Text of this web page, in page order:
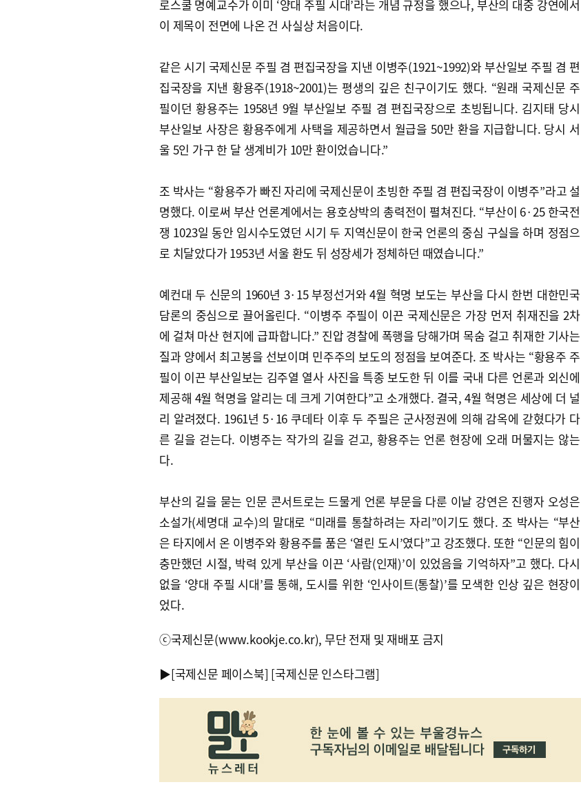
로스쿨 명예교수가 이미 ‘양대 주필 시대’라는 개념 규정을 했으나, 부산의 대중 강연에서
이 제목이 전면에 나온 건 사실상 처음이다.
같은 시기 국제신문 주필 겸 편집국장을 지낸 이병주(1921~1992)와 부산일보 주필 겸 편
집국장을 지낸 황용주(1918~2001)는 평생의 깊은 친구이기도 했다. “원래 국제신문 주
필이던 황용주는 1958년 9월 부산일보 주필 겸 편집국장으로 초빙됩니다. 김지태 당시
부산일보 사장은 황용주에게 사택을 제공하면서 월급을 50만 환을 지급합니다. 당시 서
울 5인 가구 한 달 생계비가 10만 환이었습니다.”
조 박사는 “황용주가 빠진 자리에 국제신문이 초빙한 주필 겸 편집국장이 이병주”라고 설
명했다. 이로써 부산 언론계에서는 용호상박의 총력전이 펼쳐진다. “부산이 6·25 한국전
쟁 1023일 동안 임시수도였던 시기 두 지역신문이 한국 언론의 중심 구실을 하며 정점으
로 치달았다가 1953년 서울 환도 뒤 성장세가 정체하던 때였습니다.”
예컨대 두 신문의 1960년 3·15 부정선거와 4월 혁명 보도는 부산을 다시 한번 대한민국
담론의 중심으로 끌어올린다. “이병주 주필이 이끈 국제신문은 가장 먼저 취재진을 2차
에 걸쳐 마산 현지에 급파합니다.” 진압 경찰에 폭행을 당해가며 목숨 걸고 취재한 기사는
질과 양에서 최고봉을 선보이며 민주주의 보도의 정점을 보여준다. 조 박사는 “황용주 주
필이 이끈 부산일보는 김주열 열사 사진을 특종 보도한 뒤 이를 국내 다른 언론과 외신에
제공해 4월 혁명을 알리는 데 크게 기여한다”고 소개했다. 결국, 4월 혁명은 세상에 더 널
리 알려졌다. 1961년 5·16 쿠데타 이후 두 주필은 군사정권에 의해 감옥에 갇혔다가 다
른 길을 걷는다. 이병주는 작가의 길을 걷고, 황용주는 언론 현장에 오래 머물지는 않는
다.
부산의 길을 묻는 인문 콘서트로는 드물게 언론 부문을 다룬 이날 강연은 진행자 오성은
소설가(세명대 교수)의 말대로 “미래를 통찰하려는 자리”이기도 했다. 조 박사는 “부산
은 타지에서 온 이병주와 황용주를 품은 ‘열린 도시’였다”고 강조했다. 또한 “인문의 힘이
충만했던 시절, 박력 있게 부산을 이끈 ‘사람(인재)’이 있었음을 기억하자”고 했다. 다시
없을 ‘양대 주필 시대’를 통해, 도시를 위한 ‘인사이트(통찰)’를 모색한 인상 깊은 현장이
었다.
ⓒ국제신문(www.kookje.co.kr), 무단 전재 및 재배포 금지
▶[국제신문 페이스북] [국제신문 인스타그램]